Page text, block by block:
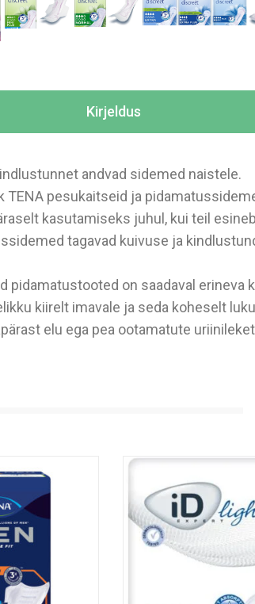
Kirjeldus
andvad sidemed naistele.
TENA pesukaitseid ja
kasutamiseks juhul, kui teil
tagavad kuivuse ja
pidamatustooted on saadaval
kiirelt imavale ja seda koheselt
elu ega pea ootamatute